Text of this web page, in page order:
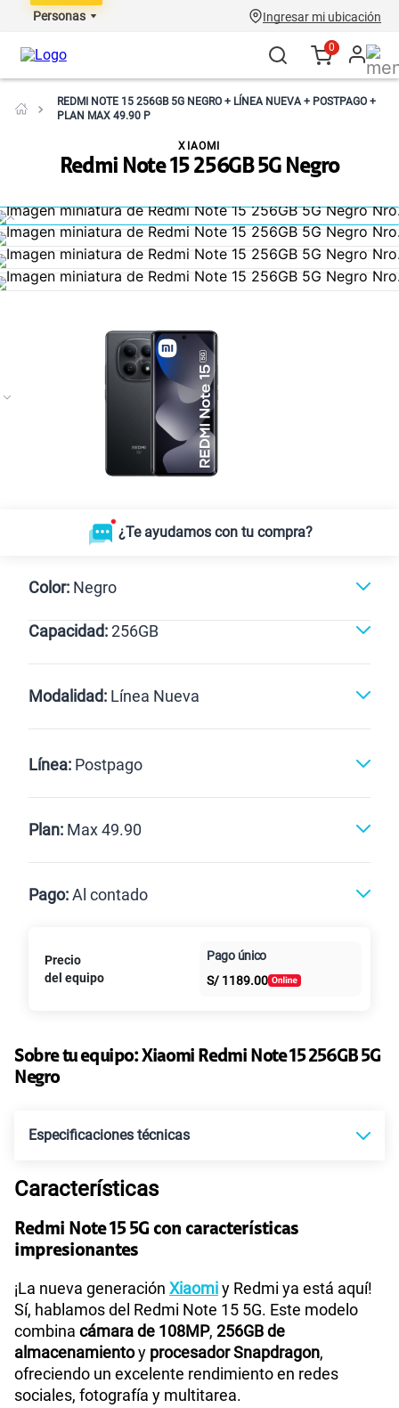
Personas Ingresar mi ubicación
0
REDMI NOTE 15 256GB 5G NEGRO + LÍNEA NUEVA + POSTPAGO +
PLAN MAX 49.90 P
Redmi Note 15 256GB 5G Negro
XIAOMI
¿Te ayudamos con tu compra?
Color: Negro
Negro
Capacidad:256GB
256GB
Modalidad: Línea Nueva
Renovación Celular liberado
Línea: Postpago
Plan: Max 49.90
Paga solo
25GBen alta velocidad
S/
Paga solo S/49.90
Pago:Al contado
Al contado Cuotas Claro
intereses
Precio
del equipo
Pago único
S/ 1189.00
Sobre tu equipo:Xiaomi Redmi Note 15 256GB 5G
Negro
Especificaciones técnicas
Tecnología de Pantalla
Procesador Qualcomm 6 Gen 3
Tamaño de Pantalla
Características
Redmi Note 15 5G con características
impresionantes
¡La nueva generación Xiaomiy Redmi ya está aquí!
Sí, hablamos del Redmi Note 15 5G. Este modelo
combina cámara de 108MP, 256GB de
almacenamientoy procesador Snapdragon,
ofreciendo un excelente rendimiento en redes
sociales, fotografía y multitarea.